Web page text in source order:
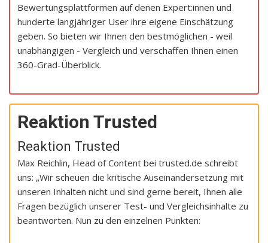
Bewertungsplattformen auf denen Expert:innen und
hunderte langjähriger User ihre eigene Einschätzung
geben. So bieten wir Ihnen den bestmöglichen - weil
unabhängigen - Vergleich und verschaffen Ihnen einen
360-Grad-Überblick.
Reaktion Trusted
Reaktion Trusted
Max Reichlin, Head of Content bei trusted.de schreibt
uns: „Wir scheuen die kritische Auseinandersetzung mit
unseren Inhalten nicht und sind gerne bereit, Ihnen alle
Fragen bezüglich unserer Test- und Vergleichsinhalte zu
beantworten. Nun zu den einzelnen Punkten: